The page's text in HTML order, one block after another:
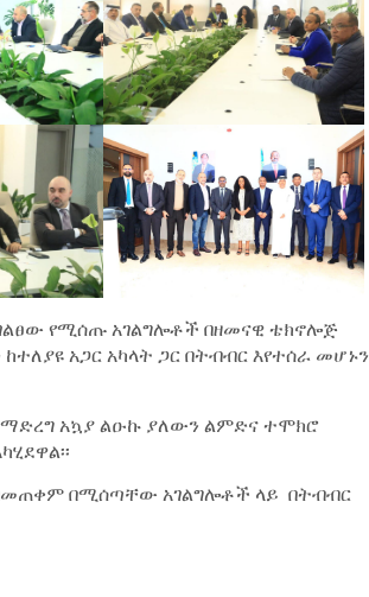
የሚሰጡ አገልግሎቶች በዘመናዊ ቴክኖሎጅ
አጋር አካላት ጋር በትብብር እየተሰራ መሆኑን
አኳያ ልዑኩ ያለውን ልምድና ተሞክሮ
በሚሰጣቸው አገልግሎቶች ላይ በትብብር